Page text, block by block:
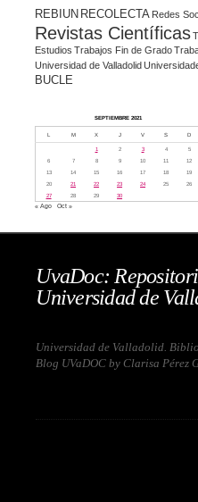
REBIUN RECOLECTA Redes
Revistas Científicas
Estudios Trabajos Fin de Grado
Universidad de Valladolid
BUCLE
SEPTIEMBRE 2021
L M X J V S D
1 2 3 4
5
6
7 8 9 10 11
12
13
14 15 16 17 18
19
20
21 22 23 24 25
26
27
28 29 30
« Ago Oct »
UvaDoc:
Universidad de
Universidad de Valladolid.
Blog UVaDOC by Clarisa Pérez